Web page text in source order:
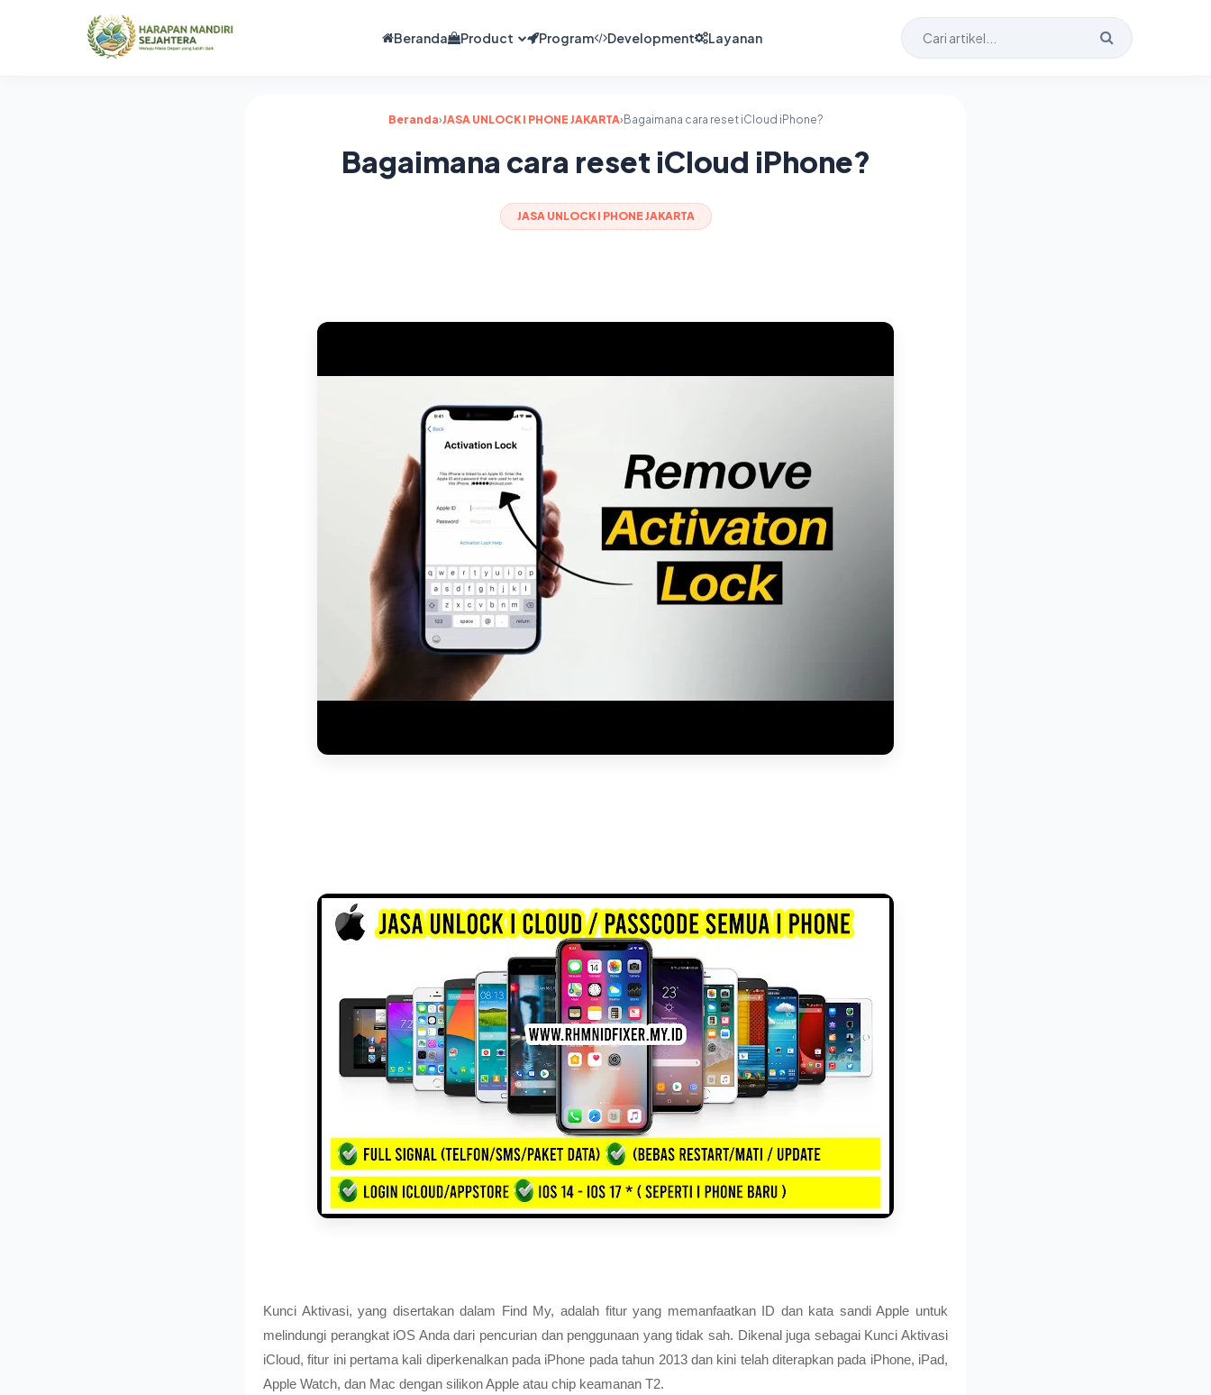
Beranda Product Program Development Layanan
Beranda›JASA UNLOCK I PHONE JAKARTA› Bagaimana cara reset iCloud iPhone?
Bagaimana cara reset iCloud iPhone?
JASA UNLOCK I PHONE JAKARTA
Kunci Aktivasi, yang disertakan dalam Find My, adalah fitur yang memanfaatkan ID dan kata sandi Apple untuk
melindungi perangkat iOS Anda dari pencurian dan penggunaan yang tidak sah. Dikenal juga sebagai Kunci Aktivasi
iCloud, fitur ini pertama kali diperkenalkan pada iPhone pada tahun 2013 dan kini telah diterapkan pada iPhone, iPad,
Apple Watch, dan Mac dengan silikon Apple atau chip keamanan T2.